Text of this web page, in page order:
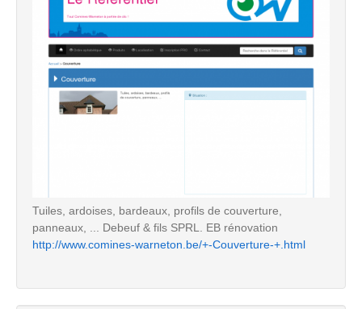
Tuiles, ardoises, bardeaux, profils de couverture,
panneaux, ... Debeuf & fils SPRL. EB rénovation
http://www.comines-warneton.be/+-Couverture-+.html